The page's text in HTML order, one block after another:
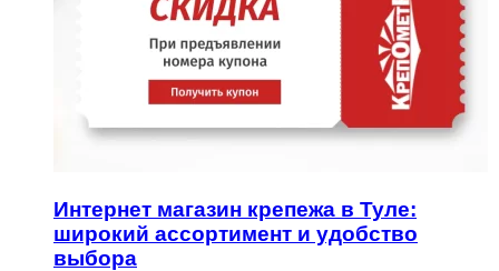
Интернет магазин крепежа в Туле:
широкий ассортимент и удобство
выбора